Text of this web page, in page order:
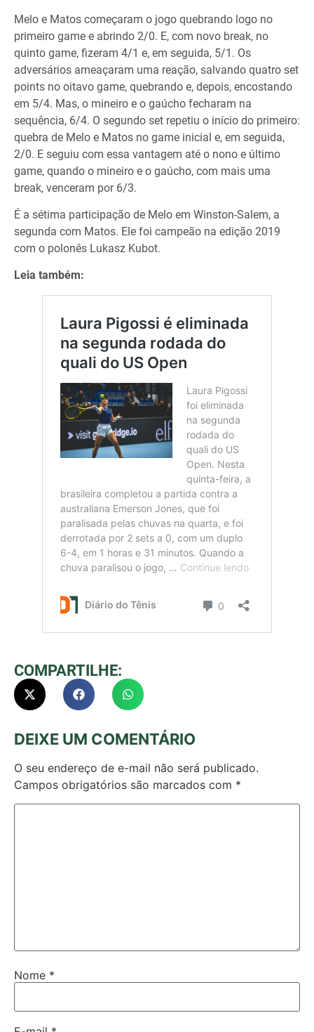
Melo e Matos começaram o jogo quebrando logo no
primeiro game e abrindo 2/0. E, com novo break, no
quinto game, fizeram 4/1 e, em seguida, 5/1. Os
adversários ameaçaram uma reação, salvando quatro set
points no oitavo game, quebrando e, depois, encostando
em 5/4. Mas, o mineiro e o gaúcho fecharam na
sequência, 6/4. O segundo set repetiu o início do primeiro:
quebra de Melo e Matos no game inicial e, em seguida,
2/0. E seguiu com essa vantagem até o nono e último
game, quando o mineiro e o gaúcho, com mais uma
break, venceram por 6/3.
É a sétima participação de Melo em Winston-Salem, a
segunda com Matos. Ele foi campeão na edição 2019
com o polonês Lukasz Kubot.
Leia também:
COMPARTILHE:
DEIXE UM COMENTÁRIO
O seu endereço de e-mail não será publicado.
Campos obrigatórios são marcados com *
Nome *